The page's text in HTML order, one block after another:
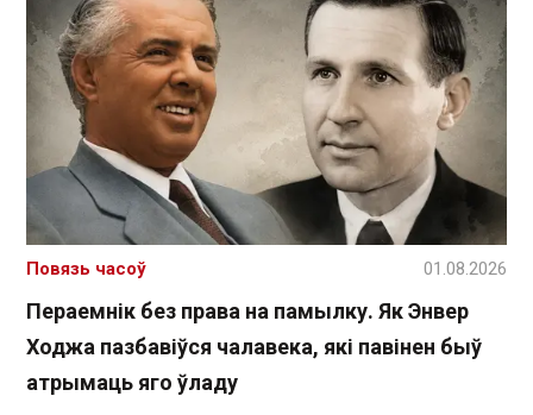
Пераемнік без права на памылку. Як Энвер
Ходжа пазбавіўся чалавека, які павінен быў
атрымаць яго ўладу
Повязь часоў 01.08.2026